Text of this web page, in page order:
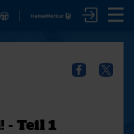
Interviews
Reportagen
- Teil 1